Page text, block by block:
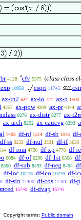
4128 cfv 5375 (class class
10958 csqrt 11745
ax-in2 624 ax-io 721 ax-5 1500
4257 ax-pow 4309 ax-pr 4344
8276 ax-distr 8277 ax-
ax-arch 8292 ax-caucvg 8293
1408 df-nf 1514 df-sb 1816 df-
df-ss 3233 df-nul 3521 df-if 3639
df-iom 4736 df-xp 4778 df-
6084 df-of 6296 df-1st 6368
8360 df-sub 8493 df-neg 8494
df-ioc 10278 df-ico 10279 df-
df-sin 12400 df-cos 12401 df-
15740 df-dvap 15741
Copyright terms: Public domain